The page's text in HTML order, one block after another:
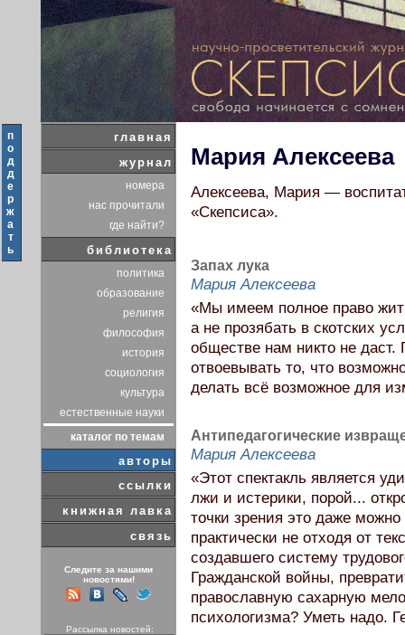
п
о
д
д
е
р
ж
а
т
ь
главная
журнал
номера
нас прочитали
где найти?
библиотека
политика
образование
религия
философия
история
социология
культура
естественные науки
каталог по темам
авторы
ссылки
книжная лавка
связь
Следите за нашими
новостями!
Рассылка новостей:
Мария Алексеева
Алексеева, Мария —
«Скепсиса».
Запах лука
Мария Алексеева
«Мы имеем полное право
а не прозябать в скотских
обществе нам никто не
отвоевывать то, что
делать всё возможное для
Антипедагогические
Мария Алексеева
«Этот спектакль является
лжи и истерики, порой...
точки зрения это даже
практически не отходя от
создавшего систему
Гражданской войны,
православную сахарную
психологизма? Уметь надо.